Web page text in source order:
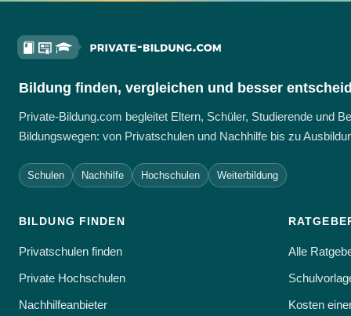
Bildung finden, vergleichen und besser
Private-Bildung.com begleitet Eltern, Schüler, Studierende und
Bildungswegen: von Privatschulen und Nachhilfe bis zu
Schulen Nachhilfe Hochschulen Weiterbildung
BILDUNG FINDEN
Privatschulen finden
Private Hochschulen
Nachhilfeanbieter
Alle
Kosten